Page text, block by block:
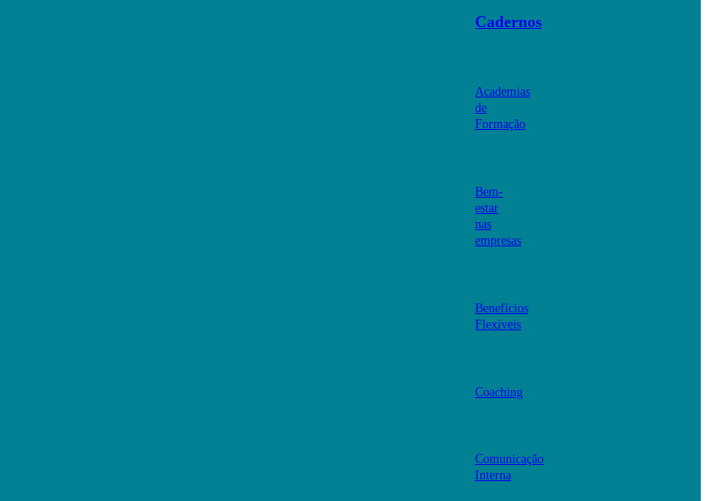
Cadernos
Academias
de
Formação
Bem-
estar
nas
empresas
Benefícios
Flexíveis
Coaching
Comunicação
Interna